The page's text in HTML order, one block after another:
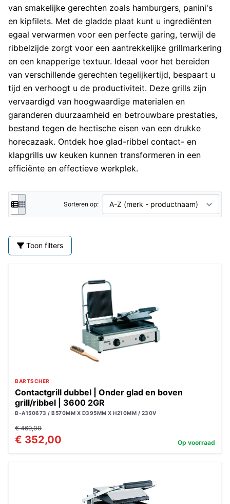
van smakelijke gerechten zoals hamburgers, panini's
en kipfilets. Met de gladde plaat kunt u ingrediënten
egaal verwarmen voor een perfecte garing, terwijl de
ribbelzijde zorgt voor een aantrekkelijke grillmarkering
en een knapperige textuur. Ideaal voor het bereiden
van verschillende gerechten tegelijkertijd, bespaart u
tijd en verhoogt u de productiviteit. Deze grills zijn
vervaardigd van hoogwaardige materialen en
garanderen duurzaamheid en betrouwbare prestaties,
bestand tegen de hectische eisen van een drukke
horecazaak. Ontdek hoe glad-ribbel contact- en
klapgrills uw keuken kunnen transformeren in een
efficiënte en effectieve werkplek.
Sorteren op:
Toon filters
BARTSCHER
Contactgrill dubbel | Onder glad en boven
grill/ribbel | 3600 2GR
B-A150673 / B570MM X D395MM X H210MM / 230V
€ 469,00
€ 352,00 Op voorraad